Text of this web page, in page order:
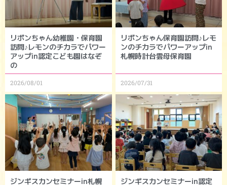
リボンちゃん幼稚園・保育園
訪問♪レモンのチカラでパワー
アップin認定こども園はなぞ
の
2026/08/01
リボンちゃん保育園訪問♪レモ
ンのチカラでパワーアップin
札幌時計台雲母保育園
2026/07/31
ジンギスカンセミナーin札幌
ジンギスカンセミナーin認定